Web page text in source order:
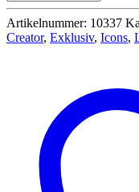
Artikelnummer: 10337
Creator, Exklusiv, Icons,